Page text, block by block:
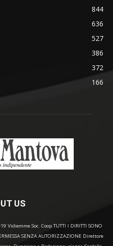
844
636
527
386
372
166
US
Vidiemme Soc. Coop TUTTI I DIRITTI SONO
SENZA AUTORIZZAZIONE Direttore